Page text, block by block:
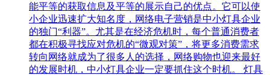
能平等的获取信息及平等的展示自己的优点。它可以使
小企业迅速扩大知名度，网络电子营销是中小灯具企业
的独门“利器”。尤其是在经济危机时，每个普通消费者
都在积极寻找应对危机的“微观对策”，将更多消费需求
转向网络就成为了很多人的选择，网络购物也迎来最好
的发展时机，中小灯具企业一定要抓住这个时机。 灯具